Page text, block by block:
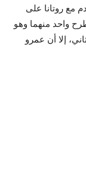
مع روتانا على
واحد منهما وهو
إلا أن عمرو